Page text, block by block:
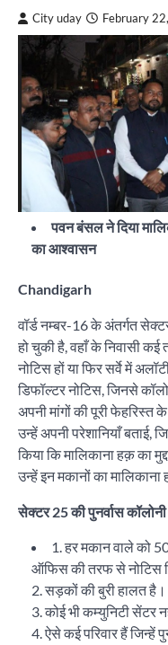
City uday February
पवन बंसल ने दिया
का आश्वासन
Chandigarh
वॉर्ड नम्बर-16 के अंतर्गत
हो चुकी है, वहाँ के निवासी
नोटिस हों या फिर सर्वे में
डिफॉल्टर नोटिस, जिनसे
अपनी मांगों की पूरी
उन्हें अपनी परेशानियाँ
किया कि मालिकाना हक़ का
उन्हें इन मकानों का
सेक्टर 25 की पुनर्वास
1. हर मकान वाले को
ऑफिस की तरफ से नोटिस
2. सड़कों की बुरी हालत
3. कोई भी कम्युनिटी सेंटर
4. ऐसे कई परिवार हैं जिन्हें